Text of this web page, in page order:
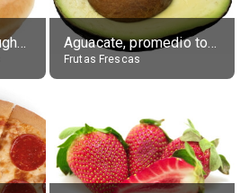
Original Glazed Doughnut Aguacate, promedio todos variedades, crudo
Frutas Frescas